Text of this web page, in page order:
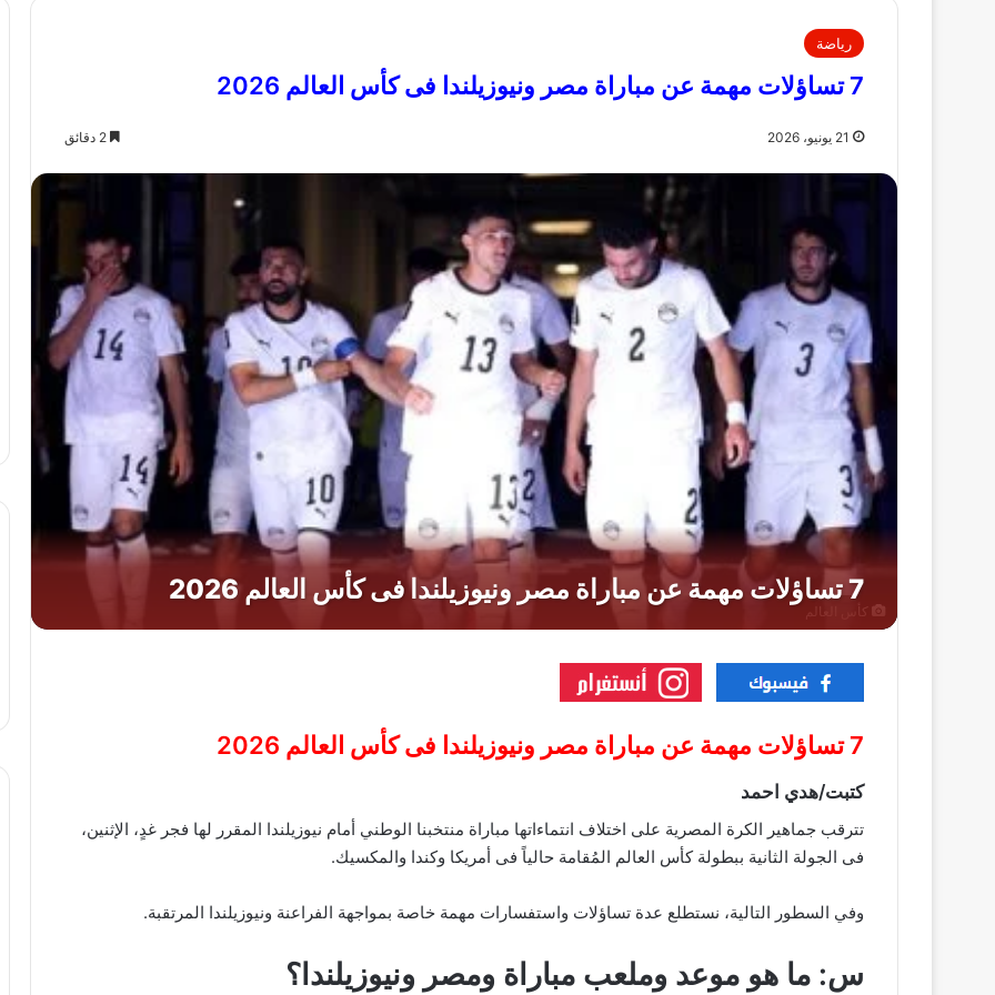
رياضة
7 تساؤلات مهمة عن مباراة مصر ونيوزيلندا فى كأس العالم 2026
21 يونيو، 2026
كأس العالم
7 تساؤلات مهمة عن مباراة مصر ونيوزيلندا فى كأس العالم 2026
كتبت/هدي احمد
تترقب جماهير الكرة المصرية على اختلاف انتماءاتها مباراة منتخبنا الوطني أمام نيوزيلندا المقرر لها فجر غدٍ، الإثنين،
فى الجولة الثانية ببطولة كأس العالم المُقامة حالياً فى أمريكا وكندا والمكسيك.
وفي السطور التالية، نستطلع عدة تساؤلات واستفسارات مهمة خاصة بمواجهة الفراعنة ونيوزيلندا المرتقبة.
س: ما هو موعد وملعب مباراة ومصر ونيوزيلندا؟